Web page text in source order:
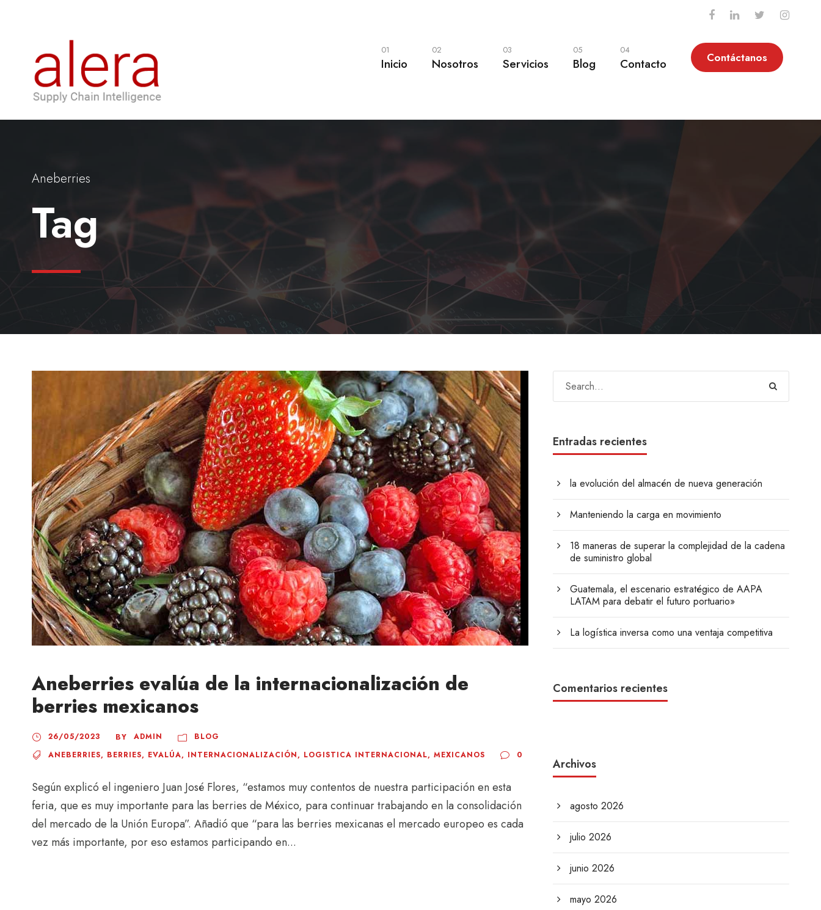
01
Inicio
02
Nosotros
03
Servicios
05
Blog
04
Contacto Contáctanos
Aneberries
Tag
Aneberries evalúa de la internacionalización de
berries mexicanos
26/05/2023 BY ADMIN
BLOG
ANEBERRIES, BERRIES, EVALÚA, INTERNACIONALIZACIÓN, LOGISTICA INTERNACIONAL, MEXICANOS 0
Según explicó el ingeniero Juan José Flores, “estamos muy contentos de nuestra participación en esta
feria, que es muy importante para las berries de México, para continuar trabajando en la consolidación
del mercado de la Unión Europa”. Añadió que “para las berries mexicanas el mercado europeo es cada
vez más importante, por eso estamos participando en...
Entradas recientes
la evolución del almacén de nueva generación
Manteniendo la carga en movimiento
18 maneras de superar la complejidad de la cadena
de suministro global
Guatemala, el escenario estratégico de AAPA
LATAM para debatir el futuro portuario»
La logística inversa como una ventaja competitiva
Comentarios recientes
Archivos
agosto 2026
julio 2026
junio 2026
mayo 2026